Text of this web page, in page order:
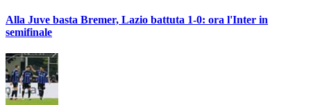
Alla Juve basta Bremer, Lazio battuta 1-0: ora l'Inter in
semifinale